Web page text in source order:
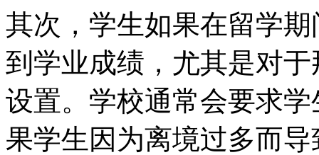
其次，学生如果在留学
到学业成绩，尤其是对
设置。学校通常会要求
果学生因为离境过多而